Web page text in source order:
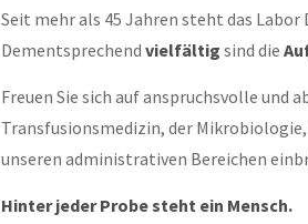
Seit mehr als 45 Jahren steht das
Dementsprechend vielfältig sind die
Freuen Sie sich auf anspruchsvolle
Transfusionsmedizin, der
unseren administrativen Bereichen
Hinter jeder Probe steht ein Mensch.